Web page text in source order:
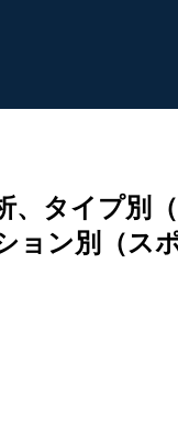
タイプ別
ン別（ス